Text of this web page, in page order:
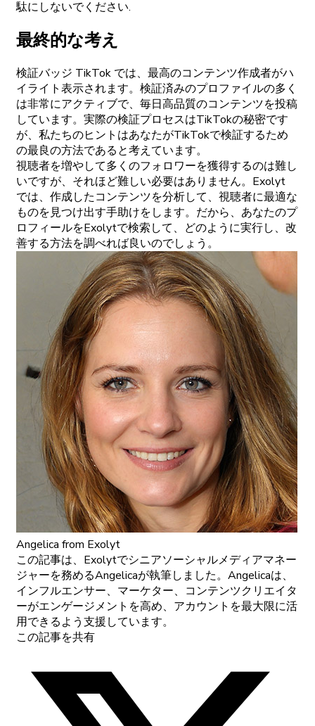
駄にしないでください.
最終的な考え
検証バッジ TikTok では、最高のコンテンツ作成者がハ
イライト表示されます。検証済みのプロファイルの多く
は非常にアクティブで、毎日高品質のコンテンツを投稿
しています。実際の検証プロセスはTikTokの秘密です
が、私たちのヒントはあなたがTikTokで検証するため
の最良の方法であると考えています。
視聴者を増やして多くのフォロワーを獲得するのは難し
いですが、それほど難しい必要はありません。Exolyt
では、作成したコンテンツを分析して、視聴者に最適な
ものを見つけ出す手助けをします。だから、あなたのプ
ロフィールをExolytで検索して、どのように実行し、改
善する方法を調べれば良いのでしょう。
Angelica from Exolyt
この記事は、Exolytでシニアソーシャルメディアマネー
ジャーを務めるAngelicaが執筆しました。Angelicaは、
インフルエンサー、マーケター、コンテンツクリエイタ
ーがエンゲージメントを高め、アカウントを最大限に活
用できるよう支援しています。
この記事を共有